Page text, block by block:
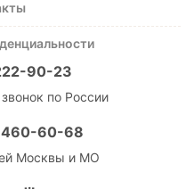
90-23
по России
60-68
Москвы и МО